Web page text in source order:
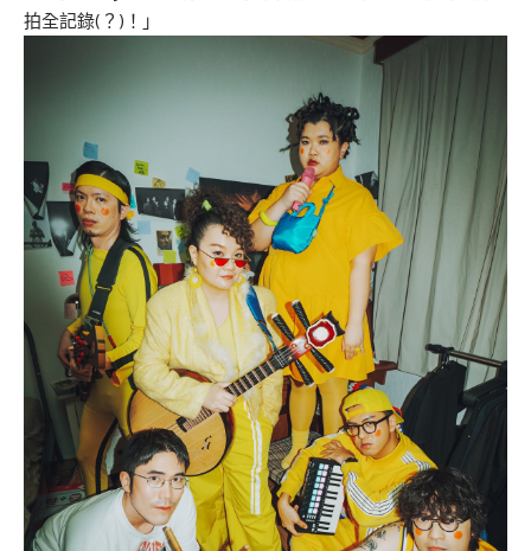
拍全記錄(？)！」